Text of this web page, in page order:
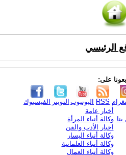
الرئيسي
على:
الفيسبوك التويتر اليوتيوب RSS
أخبار عامة
وكالة أنباء المرأة
اخبار الأدب والفن
وكالة أنباء اليسار
وكالة أنباء العلمانية
وكالة أنباء العمال